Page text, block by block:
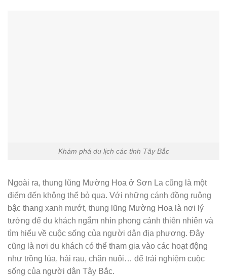
Khám phá du lịch các tỉnh Tây Bắc
Ngoài ra, thung lũng Mường Hoa ở Sơn La cũng là một
điểm đến không thể bỏ qua. Với những cánh đồng ruộng
bậc thang xanh mướt, thung lũng Mường Hoa là nơi lý
tưởng để du khách ngắm nhìn phong cảnh thiên nhiên và
tìm hiểu về cuộc sống của người dân địa phương. Đây
cũng là nơi du khách có thể tham gia vào các hoạt động
như trồng lúa, hái rau, chăn nuôi… để trải nghiệm cuộc
sống của người dân Tây Bắc.